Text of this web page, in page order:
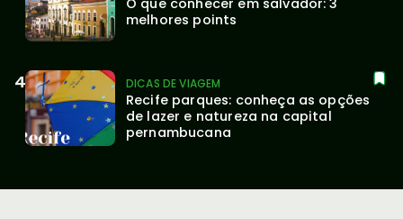
melhores points
DICAS DE VIAGEM
Recife parques: conheça as opções
de lazer e natureza na capital
pernambucana